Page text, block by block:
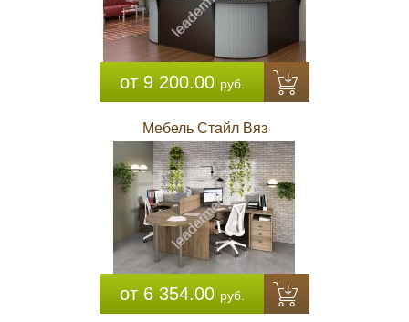
от 9 200.00 руб.
Мебель Стайл Вяз
от 6 354.00 руб.